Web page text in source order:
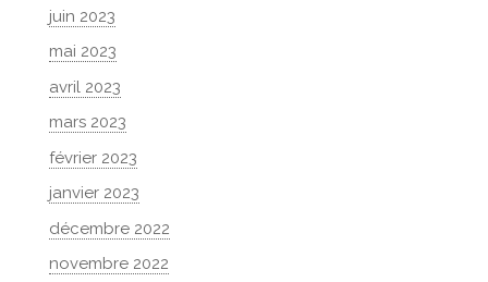
juin 2023
mai 2023
avril 2023
mars 2023
février 2023
janvier 2023
décembre 2022
novembre 2022